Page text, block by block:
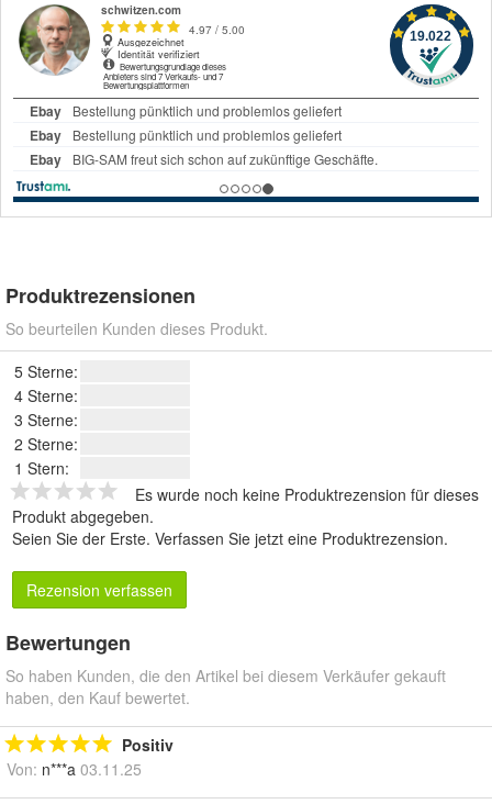
Produktrezensionen
So beurteilen Kunden dieses Produkt.
5 Sterne:
4 Sterne:
3 Sterne:
2 Sterne:
1 Stern:
Es wurde noch keine Produktrezension für dieses
Produkt abgegeben.
Seien Sie der Erste. Verfassen Sie jetzt eine Produktrezension.
Rezension verfassen
Bewertungen
So haben Kunden, die den Artikel bei diesem Verkäufer gekauft
haben, den Kauf bewertet.
Positiv
Von: n***a 03.11.25